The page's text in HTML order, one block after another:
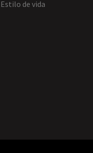
Estilo de vida